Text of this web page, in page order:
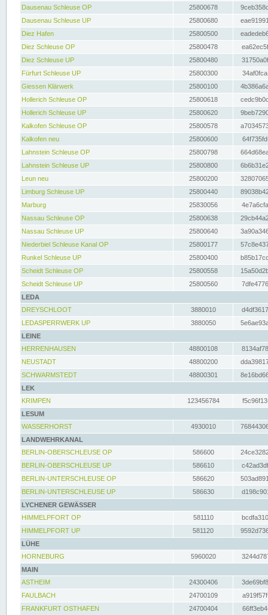
Dausenau Schleuse OP
25800678
Dausenau Schleuse UP
25800680
Diez Hafen
25800500
Diez Schleuse OP
25800478
Diez Schleuse UP
25800480
Fürfurt Schleuse UP
25800300
Giessen Klärwerk
25800100
Hollerich Schleuse OP
25800618
Hollerich Schleuse UP
25800620
Kalkofen Schleuse OP
25800578
Kalkofen neu
25800600
Lahnstein Schleuse OP
25800798
Lahnstein Schleuse UP
25800800
Leun neu
25800200
Limburg Schleuse UP
25800440
Marburg
25830056
Nassau Schleuse OP
25800638
Nassau Schleuse UP
25800640
Niederbiel Schleuse Kanal OP
25800177
Runkel Schleuse UP
25800400
Scheidt Schleuse OP
25800558
Scheidt Schleuse UP
25800560
LEDA
DREYSCHLOOT
3880010
LEDASPERRWERK UP
3880050
LEINE
HERRENHAUSEN
48800108
NEUSTADT
48800200
SCHWARMSTEDT
48800301
LEK
KRIMPEN
123456784
LESUM
WASSERHORST
4930010
LANDWEHRKANAL
BERLIN-OBERSCHLEUSE OP
586600
BERLIN-OBERSCHLEUSE UP
586610
BERLIN-UNTERSCHLEUSE OP
586620
BERLIN-UNTERSCHLEUSE UP
586630
LYCHENER GEWÄSSER
HIMMELPFORT OP
581110
HIMMELPFORT UP
581120
LÜHE
HORNEBURG
5960020
MAIN
ASTHEIM
24300406
FAULBACH
24700109
FRANKFURT OSTHAFEN
24700404